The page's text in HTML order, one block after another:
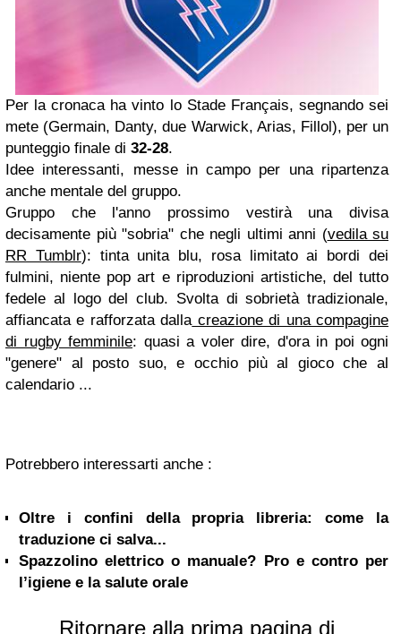
Per la cronaca ha vinto lo Stade Français, segnando sei
mete (Germain, Danty, due Warwick, Arias, Fillol), per un
punteggio finale di 32-28.
Idee interessanti, messe in campo per una ripartenza
anche mentale del gruppo.
Gruppo che l'anno prossimo vestirà una divisa
decisamente più "sobria" che negli ultimi anni (vedila su
RR Tumblr): tinta unita blu, rosa limitato ai bordi dei
fulmini, niente pop art e riproduzioni artistiche, del tutto
fedele al logo del club. Svolta di sobrietà tradizionale,
affiancata e rafforzata dallacreazione di una compagine
di rugby femminile: quasi a voler dire, d'ora in poi ogni
"genere" al posto suo, e occhio più al gioco che al
calendario ...
Potrebbero interessarti anche :
Oltre i confini della propria libreria: come la
traduzione ci salva...
Spazzolino elettrico o manuale? Pro e contro per
l’igiene e la salute orale
Ritornare alla prima pagina di